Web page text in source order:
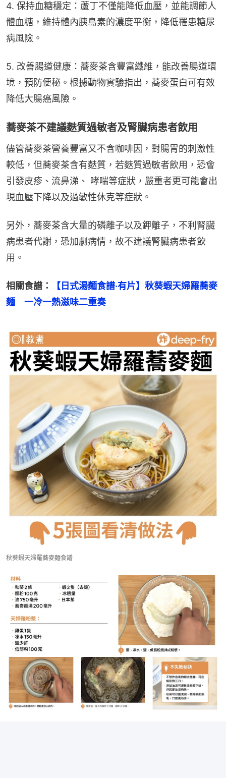
4. 保持血糖穩定：蘆丁不僅能降低血壓，並能調節人
體血糖，維持體內胰島素的濃度平衡，降低罹患糖尿
病風險。
5. 改善腸道健康：蕎麥茶含豐富纖維，能改善腸道環
境，預防便秘。根據動物實驗指出，蕎麥蛋白可有效
降低大腸癌風險。
蕎麥茶不建議麩質過敏者及腎臟病患者飲用
儘管蕎麥茶營養豐富又不含咖啡因，對腸胃的刺激性
較低，但蕎麥茶含有麩質，若麩質過敏者飲用，恐會
引發皮疹、流鼻涕、 哮喘等症狀，嚴重者更可能會出
現血壓下降以及過敏性休克等症狀。
另外，蕎麥茶含大量的磷離子以及鉀離子，不利腎臟
病患者代謝，恐加劇病情，故不建議腎臟病患者飲
用。
相關食譜：
【日式湯麵食譜‧有片】秋葵蝦天婦羅蕎麥
麵　一冷一熱滋味二重奏
秋葵蝦天婦羅蕎麥麵食譜